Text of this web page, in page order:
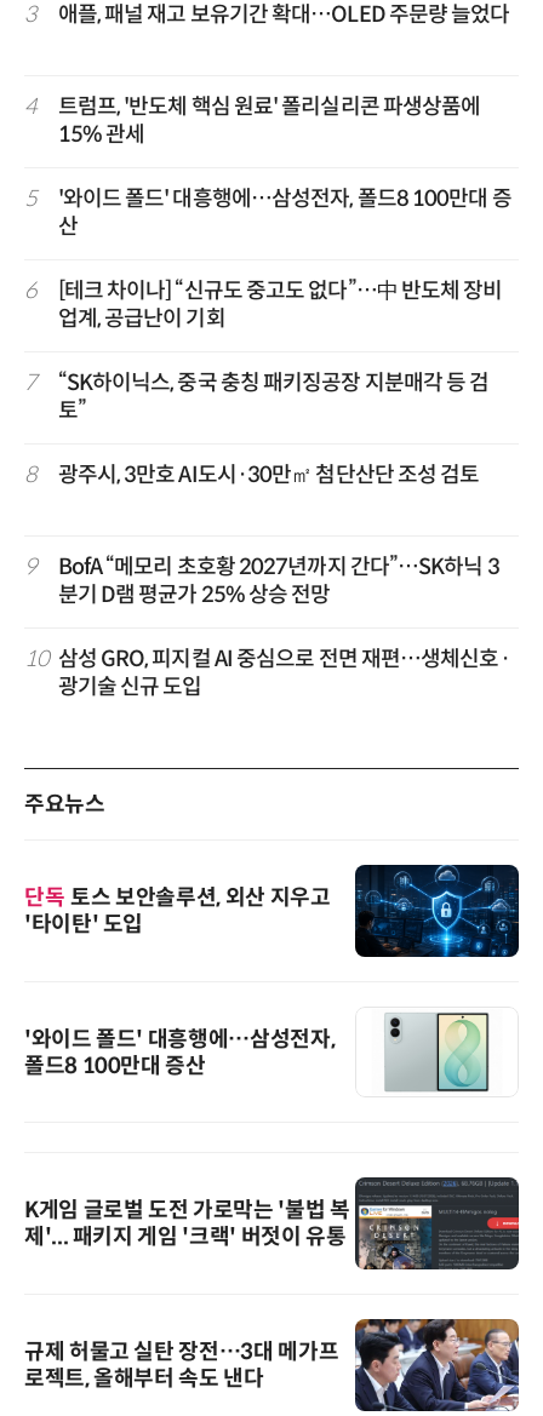
3 애플, 패널 재고 보유기간 확대…OLED 주문량 늘었다
4
트럼프, '반도체 핵심 원료' 폴리실리콘 파생상품에
15% 관세
5
'와이드 폴드' 대흥행에…삼성전자, 폴드8 100만대 증
산
6
[테크 차이나] “신규도 중고도 없다”…中 반도체 장비
업계, 공급난이 기회
7
“SK하이닉스, 중국 충칭 패키징공장 지분매각 등 검
토”
8 광주시, 3만호 AI도시·30만㎡ 첨단산단 조성 검토
9
BofA “메모리 초호황 2027년까지 간다”…SK하닉 3
분기 D램 평균가 25% 상승 전망
10 삼성 GRO, 피지컬 AI 중심으로 전면 재편…생체신호·
광기술 신규 도입
주요뉴스
단독 토스 보안솔루션, 외산 지우고
'타이탄' 도입
'와이드 폴드' 대흥행에…삼성전자,
폴드8 100만대 증산
K게임 글로벌 도전 가로막는 '불법 복
제'... 패키지 게임 '크랙' 버젓이 유통
규제 허물고 실탄 장전…3대 메가프
로젝트, 올해부터 속도 낸다